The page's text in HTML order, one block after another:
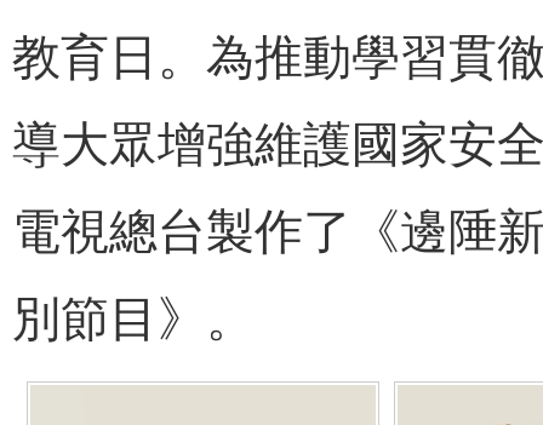
教育日。為推動學習貫
導大眾增強維護國家安
電視總台製作了《邊陲
別節目》。